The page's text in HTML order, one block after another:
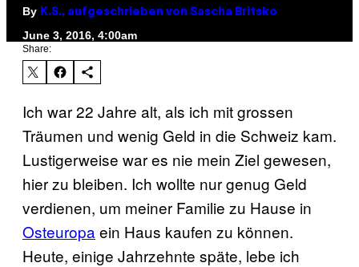
By K.S., aufgeschrieben von Sascha Britsko
June 3, 2016, 4:00am
Share:
Ich war 22 Jahre alt, als ich mit grossen
Träumen und wenig Geld in die Schweiz kam.
Lustigerweise war es nie mein Ziel gewesen,
hier zu bleiben. Ich wollte nur genug Geld
verdienen, um meiner Familie zu Hause in
Osteuropa ein Haus kaufen zu können.
Heute, einige Jahrzehnte späte, lebe ich